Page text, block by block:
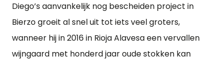
Diego’s aanvankelijk nog bescheiden project in
Bierzo groeit al snel uit tot iets veel groters,
wanneer hij in 2016 in Rioja Alavesa een vervallen
wijngaard met honderd jaar oude stokken kan